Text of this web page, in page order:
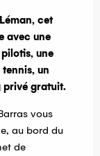
cet
avec une
une
un
privé gratuit.
vous
au bord du
de